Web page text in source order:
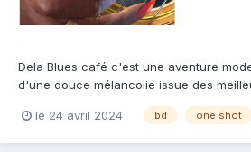
Dela Blues café c'est une aventure
d'une douce mélancolie issue des
auteurs livrent un bel hommage à un
le 24 avril 2024 bd one shot